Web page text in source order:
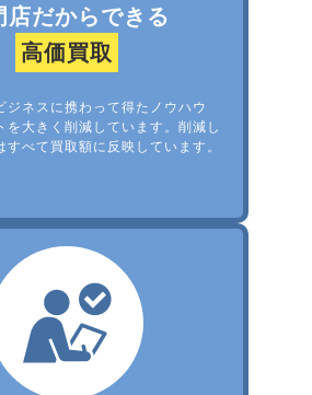
店だからできる
高価買取
ジネスに携わって得たノウハウ
を大きく削減しています。削減し
すべて買取額に反映しています。